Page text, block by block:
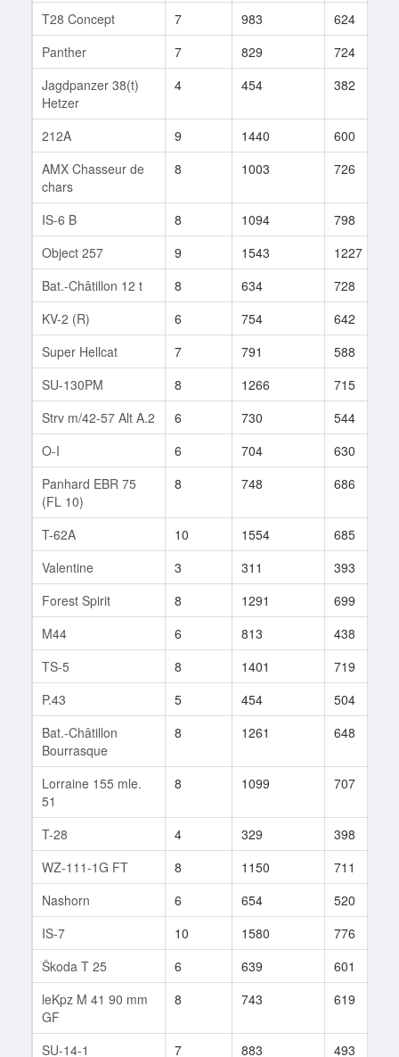
T28 Concept 7 983 624
Panther
7 829 724
Jagdpanzer 38(t)
Hetzer
4 454 382
212A 9 1440 600
AMX Chasseur de
chars
8 1003 726
IS-6 B 8 1094 798
Object 257
9 1543 1227
Bat.-Châtillon 12 t
8 634 728
KV-2 (R)
6 754 642
Super Hellcat
7 791 588
SU-130PM
8 1266 715
Strv m/42-57 Alt A.2
6 730 544
O-I
6 704 630
Panhard EBR 75
(FL 10)
8 748 686
T-62A 10 1554 685
Valentine
3 311 393
Forest Spirit
8 1291 699
M44
6 813 438
TS-5
8 1401 719
P.43
5 454 504
Bat.-Châtillon
Bourrasque
8 1261 648
Lorraine 155 mle.
51
8 1099 707
T-28 4 329 398
WZ-111-1G FT
8 1150 711
Nashorn
6 654 520
IS-7
10 1580 776
Škoda T 25
6 639 601
leKpz M 41 90 mm
GF
8 743 619
SU-14-1 7 883 493